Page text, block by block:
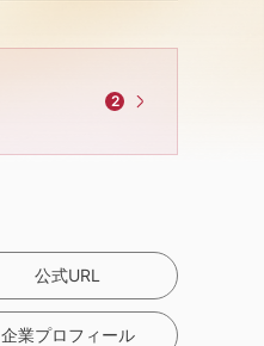
2
公式URL
企業プロフィール